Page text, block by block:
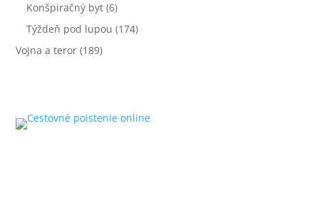
Konšpiračný byt (6)
Týždeň pod lupou (174)
Vojna a teror (189)